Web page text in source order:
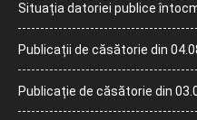
Situația datoriei publice
Publicații de căsătorie din
Publicație de căsătorie din